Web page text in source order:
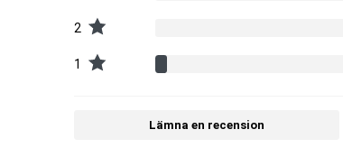
2
1
Lämna en recension